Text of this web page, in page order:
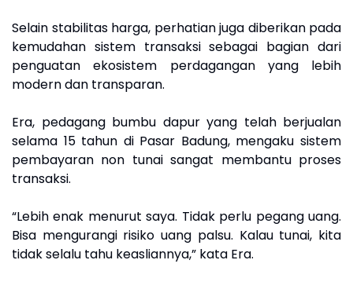
Selain stabilitas harga, perhatian juga diberikan pada
kemudahan sistem transaksi sebagai bagian dari
penguatan ekosistem perdagangan yang lebih
modern dan transparan.
Era, pedagang bumbu dapur yang telah berjualan
selama 15 tahun di Pasar Badung, mengaku sistem
pembayaran non tunai sangat membantu proses
transaksi.
“Lebih enak menurut saya. Tidak perlu pegang uang.
Bisa mengurangi risiko uang palsu. Kalau tunai, kita
tidak selalu tahu keasliannya,” kata Era.